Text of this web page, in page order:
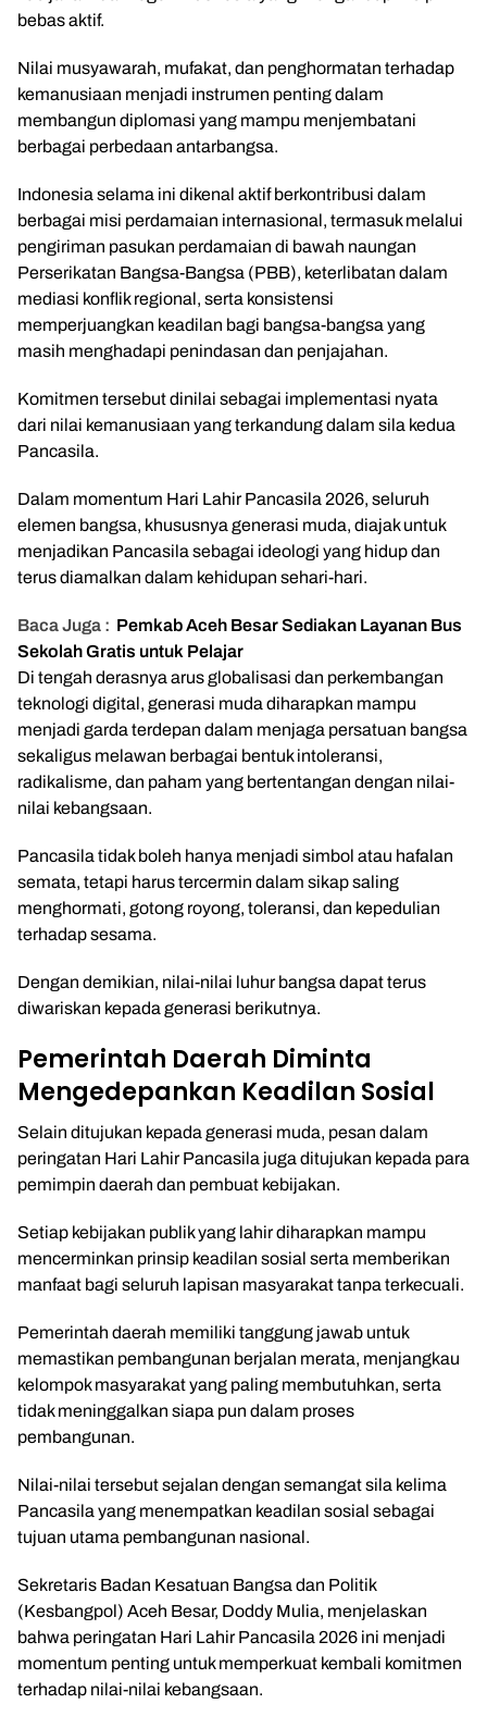
bebas aktif.
Nilai musyawarah, mufakat, dan penghormatan terhadap
kemanusiaan menjadi instrumen penting dalam
membangun diplomasi yang mampu menjembatani
berbagai perbedaan antarbangsa.
Indonesia selama ini dikenal aktif berkontribusi dalam
berbagai misi perdamaian internasional, termasuk melalui
pengiriman pasukan perdamaian di bawah naungan
Perserikatan Bangsa-Bangsa (PBB), keterlibatan dalam
mediasi konflik regional, serta konsistensi
memperjuangkan keadilan bagi bangsa-bangsa yang
masih menghadapi penindasan dan penjajahan.
Komitmen tersebut dinilai sebagai implementasi nyata
dari nilai kemanusiaan yang terkandung dalam sila kedua
Pancasila.
Dalam momentum Hari Lahir Pancasila 2026, seluruh
elemen bangsa, khususnya generasi muda, diajak untuk
menjadikan Pancasila sebagai ideologi yang hidup dan
terus diamalkan dalam kehidupan sehari-hari.
Baca Juga : Pemkab Aceh Besar Sediakan Layanan Bus
Sekolah Gratis untuk Pelajar
Di tengah derasnya arus globalisasi dan perkembangan
teknologi digital, generasi muda diharapkan mampu
menjadi garda terdepan dalam menjaga persatuan bangsa
sekaligus melawan berbagai bentuk intoleransi,
radikalisme, dan paham yang bertentangan dengan nilai-
nilai kebangsaan.
Pancasila tidak boleh hanya menjadi simbol atau hafalan
semata, tetapi harus tercermin dalam sikap saling
menghormati, gotong royong, toleransi, dan kepedulian
terhadap sesama.
Dengan demikian, nilai-nilai luhur bangsa dapat terus
diwariskan kepada generasi berikutnya.
Pemerintah Daerah Diminta
Mengedepankan Keadilan Sosial
Selain ditujukan kepada generasi muda, pesan dalam
peringatan Hari Lahir Pancasila juga ditujukan kepada para
pemimpin daerah dan pembuat kebijakan.
Setiap kebijakan publik yang lahir diharapkan mampu
mencerminkan prinsip keadilan sosial serta memberikan
manfaat bagi seluruh lapisan masyarakat tanpa terkecuali.
Pemerintah daerah memiliki tanggung jawab untuk
memastikan pembangunan berjalan merata, menjangkau
kelompok masyarakat yang paling membutuhkan, serta
tidak meninggalkan siapa pun dalam proses
pembangunan.
Nilai-nilai tersebut sejalan dengan semangat sila kelima
Pancasila yang menempatkan keadilan sosial sebagai
tujuan utama pembangunan nasional.
Sekretaris Badan Kesatuan Bangsa dan Politik
(Kesbangpol) Aceh Besar, Doddy Mulia, menjelaskan
bahwa peringatan Hari Lahir Pancasila 2026 ini menjadi
momentum penting untuk memperkuat kembali komitmen
terhadap nilai-nilai kebangsaan.